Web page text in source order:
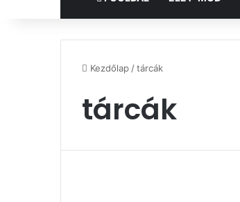
Kezdőlap /tárcák
tárcák